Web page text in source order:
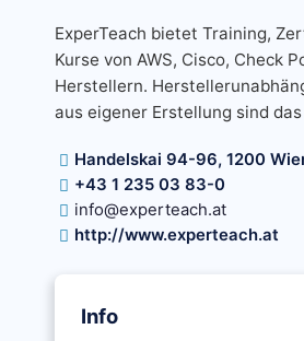
ExperTeach bietet Training,
Kurse von AWS, Cisco, Check
Herstellern.
aus eigener Erstellung sind
Handelskai 94-96, 1200
+43 1 235 03 83-0
info@experteach.at
http://www.experteach.at
Info